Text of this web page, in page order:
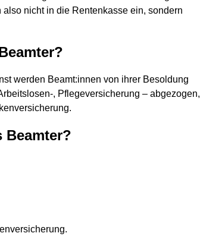
nicht in die Rentenkasse ein, sondern
werden Beamt:innen von ihrer Besoldung
, Pflegeversicherung – abgezogen,
Beamter?